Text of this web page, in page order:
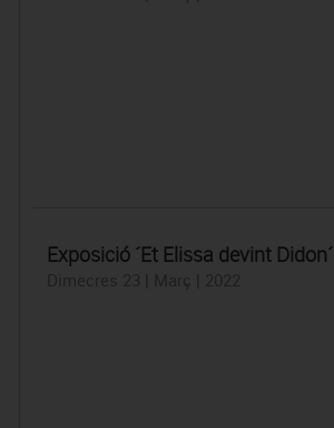
Exposició ´Et Elissa devint Didon´